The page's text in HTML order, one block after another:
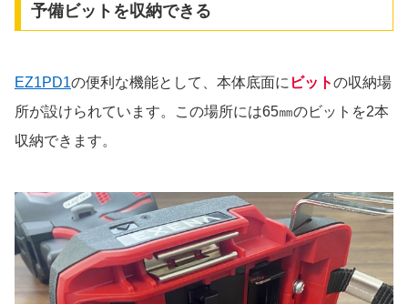
予備ビットを収納できる
EZ1PD1の便利な機能として、本体底面に ビットの収納場
所が設けられています。この場所には65㎜のビットを2本
収納できます。